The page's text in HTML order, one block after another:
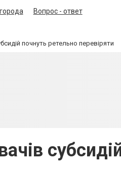
Вопрос - ответ
почнуть ретельно перевіряти